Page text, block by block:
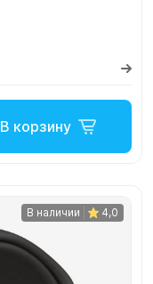
В корзину
В наличии 4,0